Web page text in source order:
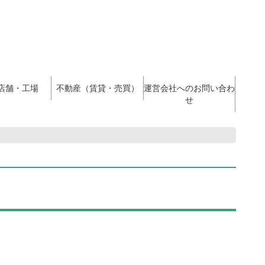
舗・工場 不動産（賃貸・売買）
運営会社へのお問い合わ
せ